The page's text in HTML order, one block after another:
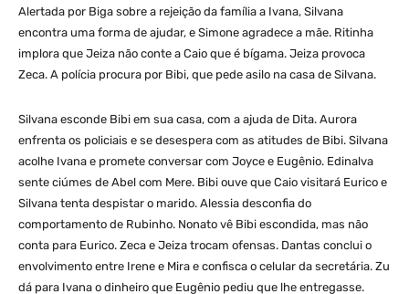
Alertada por Biga sobre a rejeição da família a Ivana, Silvana
encontra uma forma de ajudar, e Simone agradece a mãe. Ritinha
implora que Jeiza não conte a Caio que é bígama. Jeiza provoca
Zeca. A polícia procura por Bibi, que pede asilo na casa de Silvana.
Silvana esconde Bibi em sua casa, com a ajuda de Dita. Aurora
enfrenta os policiais e se desespera com as atitudes de Bibi. Silvana
acolhe Ivana e promete conversar com Joyce e Eugênio. Edinalva
sente ciúmes de Abel com Mere. Bibi ouve que Caio visitará Eurico e
Silvana tenta despistar o marido. Alessia desconfia do
comportamento de Rubinho. Nonato vê Bibi escondida, mas não
conta para Eurico. Zeca e Jeiza trocam ofensas. Dantas conclui o
envolvimento entre Irene e Mira e confisca o celular da secretária. Zu
dá para Ivana o dinheiro que Eugênio pediu que lhe entregasse.